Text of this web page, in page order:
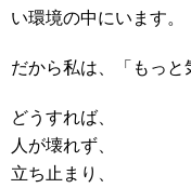
い環境の中にいます。
だから私は、「もっと
どうすれば、
人が壊れず、
立ち止まり、